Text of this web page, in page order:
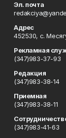
Эл. почта
Адрес
452530, с.
Рекламная
(347)983-37-93
Редакция
(347)983-38-14
Приемная
(347)983-38-11
(347)983-41-63